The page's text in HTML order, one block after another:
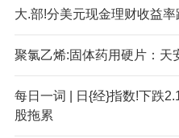
大.部!分美元现金理财收益
聚氯乙烯:固体药用硬片：天
每日一词 | 日{经}指数!下跌
股拖累